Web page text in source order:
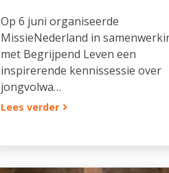
Op 6 juni organiseerde
MissieNederland in
met Begrijpend Leven een
inspirerende kennissessie over
jongvolwa…
Lees verder